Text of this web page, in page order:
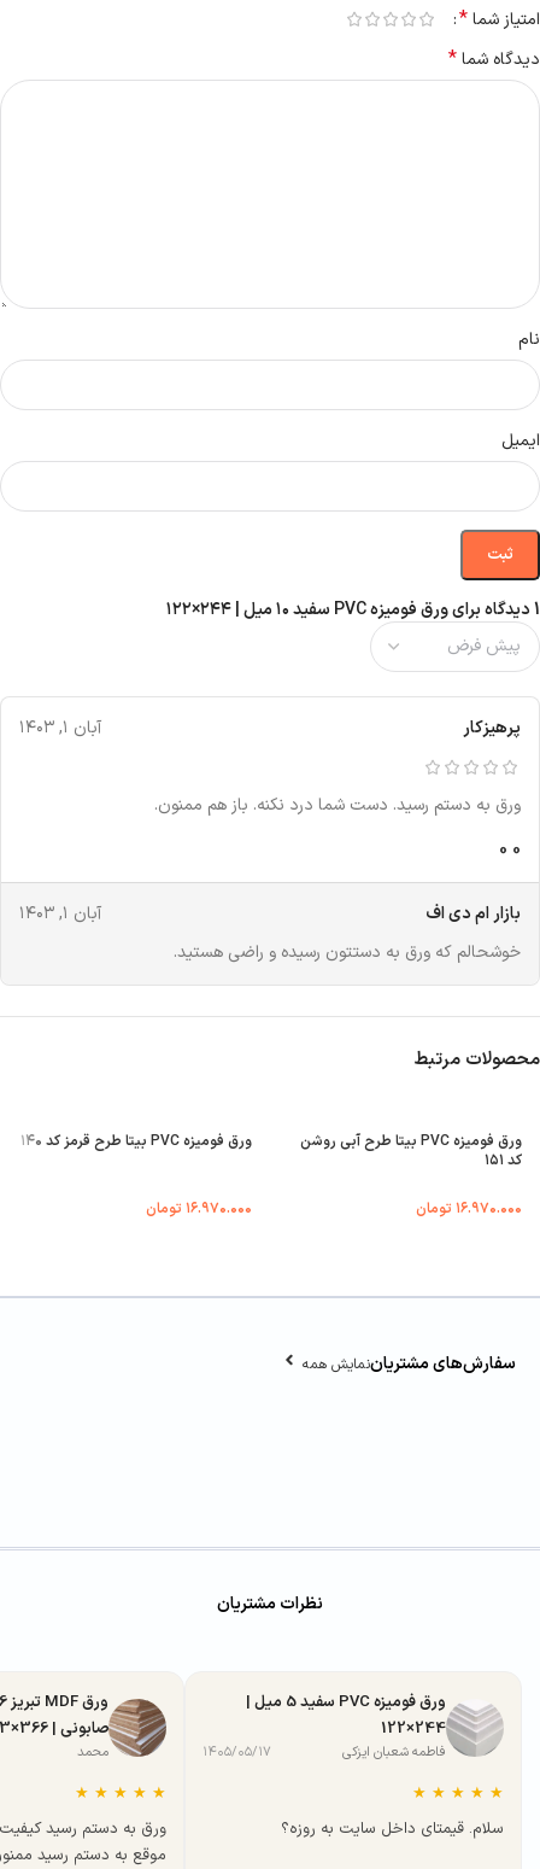
1 دیدگاه برای ورق فومیزه PVC سفید ۱۰ میل | ۲۴۴×۱۲۲
پرهیزکار آبان ۱, ۱۴۰۳
ورق به دستم رسید. دست شما درد نکنه. باز هم ممنون.
0
0
بازار ام دی اف
آبان ۱, ۱۴۰۳
خوشحالم که ورق به دستتون رسیده و راضی هستید.
امتیاز شما*
دیدگاه شما*
نام
ایمیل
محصولات مرتبط
ورق فومیزه PVC بیتا طرح آبی روشن
کد ۱۵۱
۱۶.۹۷۰.۰۰۰ تومان
ورق فومیزه PVC بیتا طرح قرمز کد ۱۴۰
۱۶.۹۷۰.۰۰۰ تومان
سفارش‌های مشتریاننمایش همه
نظرات مشتریان
ورق فومیزه PVC سفید 5 میل |
244×122
فاطمه شعبان ایزکی ۱۴۰۵/۰۵/۱۷
★
★
★
★
★
سلام. قیمتای داخل سایت به روزه؟
صابونی | 366×183
محمد
★
★
★
★
★
ورق به دستم رسید
موقع به دستم رسید